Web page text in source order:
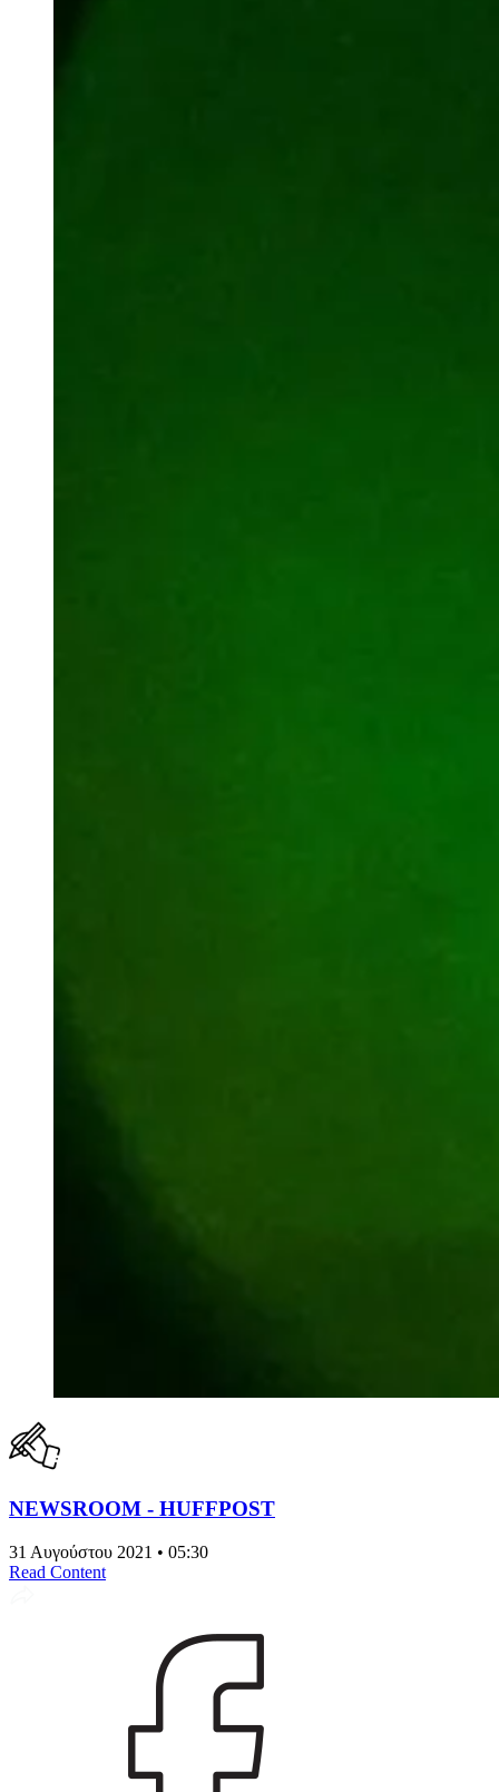
NEWSROOM - HUFFPOST
31 Αυγούστου 2021 • 05:30
Read Content